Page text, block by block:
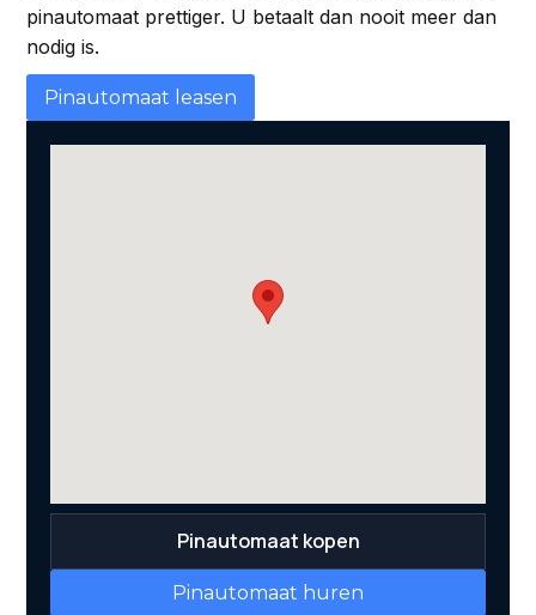
pinautomaat prettiger. U betaalt dan nooit meer dan
nodig is.
Pinautomaat leasen
Pinautomaat kopen
Pinautomaat huren